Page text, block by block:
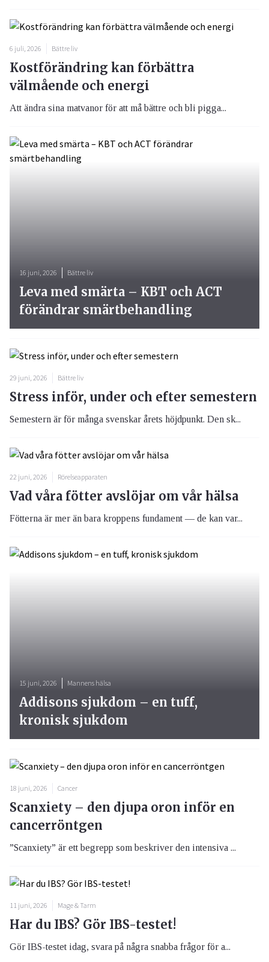
6 juli, 2026 Bättre liv
Kostförändring kan förbättra
välmående och energi
Att ändra sina matvanor för att må bättre och bli pigga...
29 juni, 2026 Bättre liv
Stress inför, under och efter semestern
Semestern är för många svenskar årets höjdpunkt. Den sk...
22 juni, 2026 Rörelseapparaten
Vad våra fötter avslöjar om vår hälsa
Fötterna är mer än bara kroppens fundament — de kan var...
16 juni, 2026 Bättre liv
Leva med smärta – KBT och ACT
förändrar smärtbehandling
15 juni, 2026 Mannens hälsa
Addisons sjukdom – en tuff,
kronisk sjukdom
18 juni, 2026 Cancer
Scanxiety – den djupa oron inför en
cancerröntgen
”Scanxiety” är ett begrepp som beskriver den intensiva ...
11 juni, 2026 Mage & Tarm
Har du IBS? Gör IBS-testet!
Gör IBS-testet idag, svara på några snabba frågor för a...